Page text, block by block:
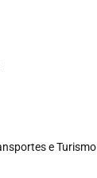
e Turismo